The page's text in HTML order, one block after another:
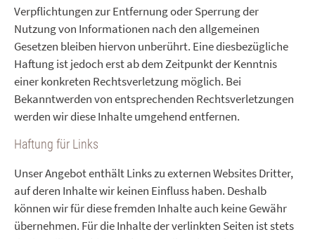
Verpflichtungen zur Entfernung oder Sperrung der
Nutzung von Informationen nach den allgemeinen
Gesetzen bleiben hiervon unberührt. Eine diesbezügliche
Haftung ist jedoch erst ab dem Zeitpunkt der Kenntnis
einer konkreten Rechtsverletzung möglich. Bei
Bekanntwerden von entsprechenden Rechtsverletzungen
werden wir diese Inhalte umgehend entfernen.
Haftung für Links
Unser Angebot enthält Links zu externen Websites Dritter,
auf deren Inhalte wir keinen Einfluss haben. Deshalb
können wir für diese fremden Inhalte auch keine Gewähr
übernehmen. Für die Inhalte der verlinkten Seiten ist stets